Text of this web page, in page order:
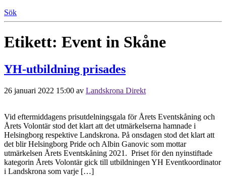
Sök
Etikett: Event in Skåne
YH-utbildning prisades
26 januari 2022 15:00 av Landskrona Direkt
Vid eftermiddagens prisutdelningsgala för Årets Eventskåning och
Årets Volontär stod det klart att det utmärkelserna hamnade i
Helsingborg respektive Landskrona. På onsdagen stod det klart att
det blir Helsingborg Pride och Albin Ganovic som mottar
utmärkelsen Årets Eventskåning 2021. Priset för den nyinstiftade
kategorin Årets Volontär gick till utbildningen YH Eventkoordinator
i Landskrona som varje […]